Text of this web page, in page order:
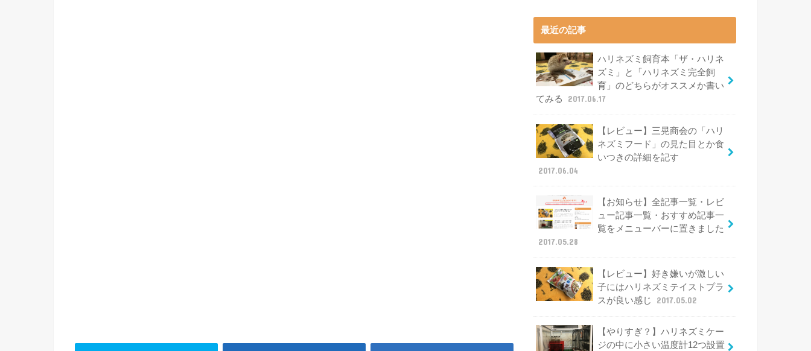
最近の記事
ハリネズミ飼育本「ザ・ハリネ
ズミ」と「ハリネズミ完全飼
育」のどちらがオススメか書い
てみる
2017.06.17
【レビュー】三晃商会の「ハリ
ネズミフード」の見た目とか食
いつきの詳細を記す
2017.06.04
【お知らせ】全記事一覧・レビ
ュー記事一覧・おすすめ記事一
覧をメニューバーに置きました
2017.05.28
【レビュー】好き嫌いが激しい
子にはハリネズミテイストプラ
スが良い感じ
2017.05.02
【やりすぎ？】ハリネズミケー
ジの中に小さい温度計12つ設置